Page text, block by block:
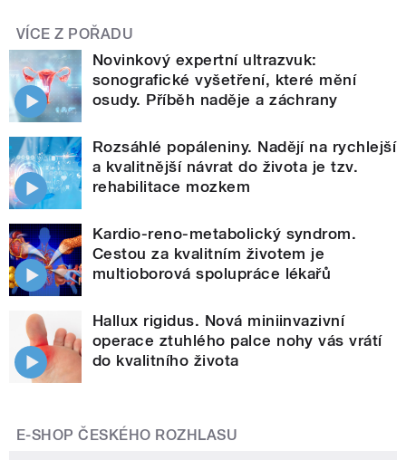
VÍCE Z POŘADU
Novinkový expertní ultrazvuk:
sonografické vyšetření, které mění
osudy. Příběh naděje a záchrany
Rozsáhlé popáleniny. Nadějí na rychlejší
a kvalitnější návrat do života je tzv.
rehabilitace mozkem
Kardio-reno-metabolický syndrom.
Cestou za kvalitním životem je
multioborová spolupráce lékařů
Hallux rigidus. Nová miniinvazivní
operace ztuhlého palce nohy vás vrátí
do kvalitního života
E-SHOP ČESKÉHO ROZHLASU